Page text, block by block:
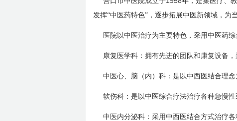
发挥“中医药特色”，逐步拓展中医新领域，为
医院以中医治疗为主要特色，采用中医药
康复医学科：拥有先进的团队和康复设备
中医心、脑（内）科：是以中西医结合理
软伤科：是以中医综合疗法治疗各种急慢
中医内分泌科：采用中西医结合方式治疗各